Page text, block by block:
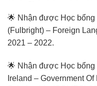
🌟 Nhận được Học bổng
(Fulbright) – Foreign
2021 – 2022.
🌟 Nhận được Học bổng
Ireland – Government